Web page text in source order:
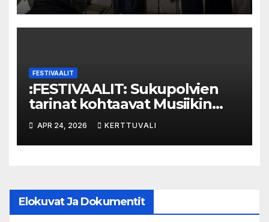
FESTIVAALIT
:FESTIVAALIT: Sukupolvien
tarinat kohtaavat Musiikin
ajassa
APR 24, 2026 KERTTUVALI
Elokuvat Ja Dokumentit